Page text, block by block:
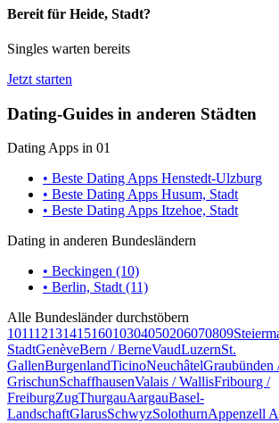
Bereit für Heide, Stadt?
Singles warten bereits
Jetzt starten
Dating-Guides in anderen Städten
Dating Apps in 01
• Beste Dating Apps Henstedt-Ulzburg
• Beste Dating Apps Husum, Stadt
• Beste Dating Apps Itzehoe, Stadt
Dating in anderen Bundesländern
• Beckingen (10)
• Berlin, Stadt (11)
Alle Bundesländer durchstöbern
10111213141516010304050206070809
StadtGenèveBern / BerneVaudLuzernSt.
GallenBurgenlandTicinoNeuchâtel
GrischunSchaffhausenValais / WallisFribourg /
FreiburgZugThurgauAargauBasel-
LandschaftGlarusSchwyzSolothurnAppenzell